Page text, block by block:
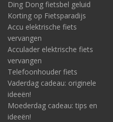
Ding Dong fietsbel geluid
Korting op Fietsparadijs
Accu elektrische fiets
vervangen
Acculader elektrische fiets
vervangen
Telefoonhouder fiets
Vaderdag cadeau: originele
ideeën!
Moederdag cadeau: tips en
ideeën!